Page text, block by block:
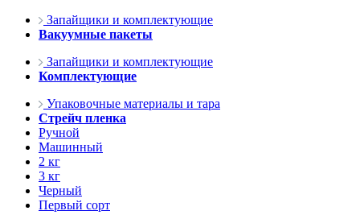
Запайщики и комплектующие
Вакуумные пакеты
Запайщики и комплектующие
Комплектующие
Упаковочные материалы и тара
Стрейч пленка
Ручной
Машинный
2 кг
3 кг
Черный
Первый сорт